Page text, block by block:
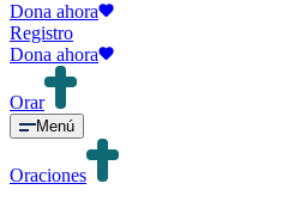
Dona ahora
Registro
Dona ahora
Orar
Menú
Oraciones